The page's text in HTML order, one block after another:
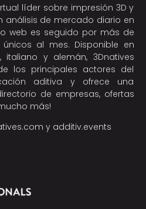
líder sobre impresión 3D y
análisis de mercado diario en
web es seguido por más de
únicos al mes. Disponible en
italiano y alemán, 3Dnatives
los principales actores del
aditiva y ofrece una
de empresas, ofertas
más!
y additiv.events